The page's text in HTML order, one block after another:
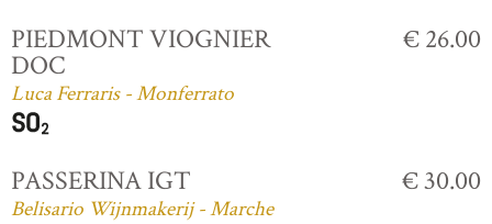
PIEDMONT VIOGNIER
DOC
Luca Ferraris - Monferrato
€ 26.00
PASSERINA IGT
Belisario Wijnmakerij - Marche
€ 30.00